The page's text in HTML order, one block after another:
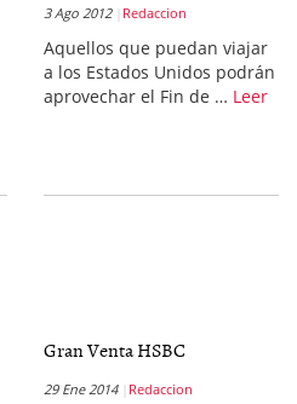
3 Ago 2012 Redaccion
Aquellos que puedan viajar
a los Estados Unidos podrán
aprovechar el Fin de … Leer
Gran Venta HSBC
29 Ene 2014 Redaccion